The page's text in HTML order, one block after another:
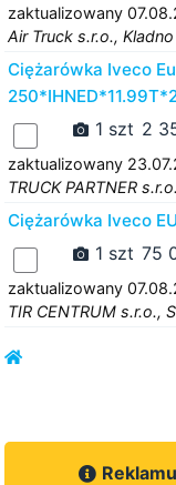
zaktualizowany
Air Truck s.r.o., Kladno
Ciężarówka Iveco
1 szt 2
zaktualizowany
TRUCK PARTNER
Ciężarówka Iveco
1 szt 75
zaktualizowany
TIR CENTRUM s.r.o.,